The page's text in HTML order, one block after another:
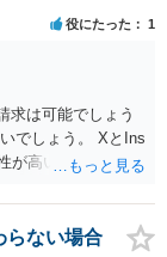
役にたった 1
求は可能でしょう
でしょう。 XとIns
が高いでしょう。
場合、今から進め
を特定できた場
らない場合